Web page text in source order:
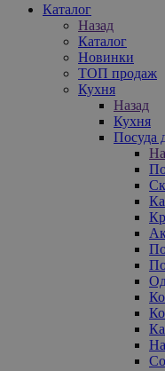
Каталог
Назад
Каталог
Новинки
ТОП продаж
Кухня
Назад
Кухня
Посуда